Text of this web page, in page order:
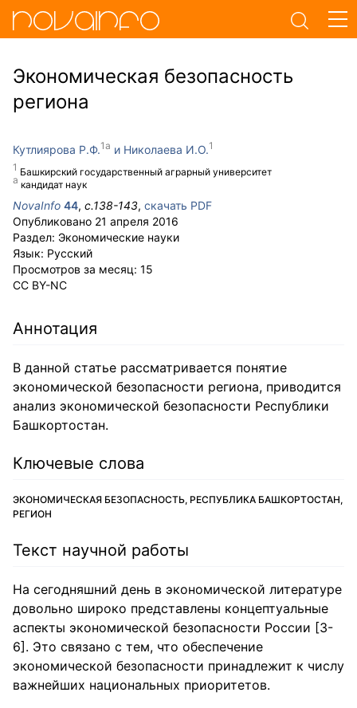
Экономическая безопасность
региона
Кутлиярова Р.Ф.
Башкирский государственный аграрный университет
кандидат наук
Николаева И.О.
NovaInfo 44, с.138-143, скачать PDF
Опубликовано 21 апреля 2016
Раздел: Экономические науки
Язык: Русский
Просмотров за месяц: 15
CC BY-NC
Аннотация
В данной статье рассматривается понятие
экономической безопасности региона, приводится
анализ экономической безопасности Республики
Башкортостан.
Ключевые слова
ЭКОНОМИЧЕСКАЯ БЕЗОПАСНОСТЬ, РЕСПУБЛИКА БАШКОРТОСТАН,
РЕГИОН
Текст научной работы
На сегодняшний день в экономической литературе
довольно широко представлены концептуальные
аспекты экономической безопасности России [3-
6]. Это связано с тем, что обеспечение
экономической безопасности принадлежит к числу
важнейших национальных приоритетов.